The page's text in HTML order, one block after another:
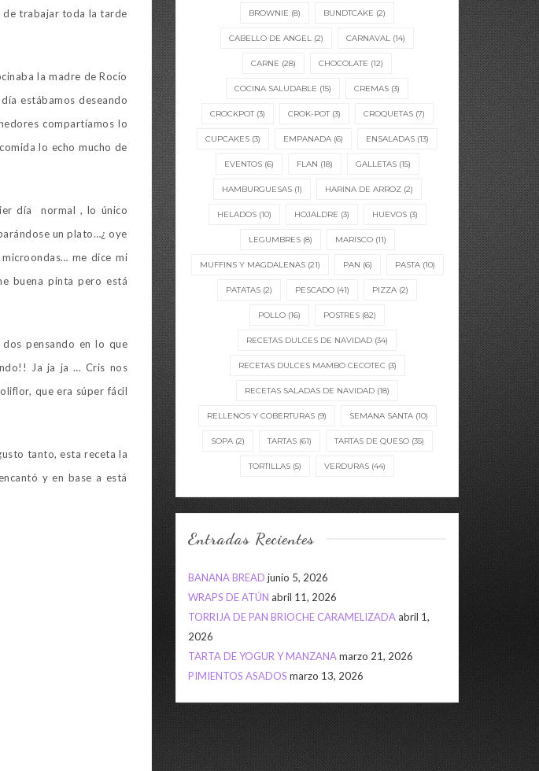
de trabajar toda la tarde
la madre de Rocío
estábamos deseando
compartíamos lo
lo echo mucho de
día normal , lo único
un plato…¿ oye
me dice mi
buena pinta pero está
pensando en lo que
Ja ja ja … Cris nos
que era súper fácil
tanto, esta receta la
y en base a está
BROWNIE (8) BUNDTCAKE (2)
CABELLO DE ANGEL (2) CARNAVAL (14)
CARNE (28) CHOCOLATE (12)
COCINA SALUDABLE (15) CREMAS (3)
CROCKPOT(3) CROK-POT(3) CROQUETAS(7)
CUPCAKES (3) EMPANADA (6) ENSALADAS (13)
EVENTOS(6) FLAN (18) GALLETAS(15)
HAMBURGUESAS(1) HARINA DE ARROZ(2)
HELADOS(10) HOJALDRE (3) HUEVOS(3)
LEGUMBRES(8) MARISCO(11)
MUFFINS Y MAGDALENAS(21) PAN (6) PASTA(10)
PATATAS (2) PESCADO (41) PIZZA (2)
POLLO (16) POSTRES (82)
RECETAS DULCES DE NAVIDAD (34)
RECETAS DULCES MAMBO CECOTEC (3)
RECETAS SALADAS DE NAVIDAD (18)
RELLENOS Y COBERTURAS(9) SEMANA SANTA(10)
SOPA(2) TARTAS(61) TARTAS DE QUESO(35)
TORTILLAS (5) VERDURAS (44)
Entradas Recientes
BANANA BREAD junio 5, 2026
WRAPS DE ATÚN abril 11, 2026
TORRIJA DE PAN BRIOCHE CARAMELIZADAabril 1,
2026
TARTA DE YOGUR Y MANZANAmarzo 21, 2026
PIMIENTOS ASADOS marzo 13, 2026